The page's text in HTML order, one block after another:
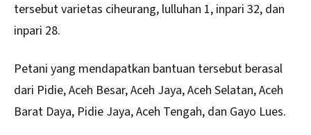
tersebut varietas ciheurang, lulluhan 1, inpari 32, dan
inpari 28.
Petani yang mendapatkan bantuan tersebut berasal
dari Pidie, Aceh Besar, Aceh Jaya, Aceh Selatan, Aceh
Barat Daya, Pidie Jaya, Aceh Tengah, dan Gayo Lues.